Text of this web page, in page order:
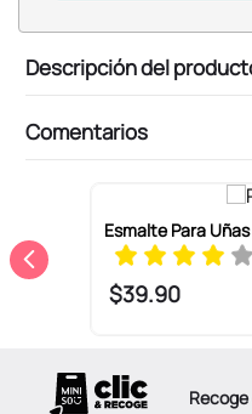
Descripción del
Comentarios
Esmalte Para
$39.90